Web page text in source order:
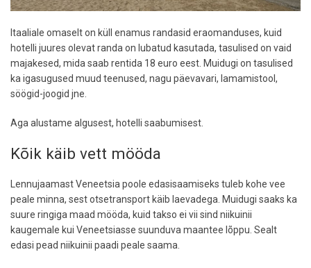
Itaaliale omaselt on küll enamus randasid eraomanduses, kuid
hotelli juures olevat randa on lubatud kasutada, tasulised on vaid
majakesed, mida saab rentida 18 euro eest. Muidugi on tasulised
ka igasugused muud teenused, nagu päevavari, lamamistool,
söögid-joogid jne.
Aga alustame algusest, hotelli saabumisest.
Kõik käib vett mööda
Lennujaamast Veneetsia poole edasisaamiseks tuleb kohe vee
peale minna, sest otsetransport käib laevadega. Muidugi saaks ka
suure ringiga maad mööda, kuid takso ei vii sind niikuinii
kaugemale kui Veneetsiasse suunduva maantee lõppu. Sealt
edasi pead niikuinii paadi peale saama.